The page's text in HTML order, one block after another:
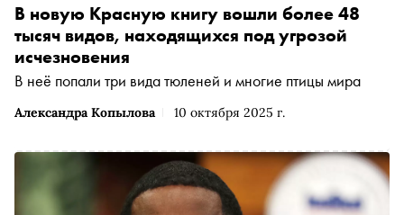
Александра Копылова 10 октября 2025 г.
В новую Красную книгу вошли более 48
тысяч видов, находящихся под угрозой
исчезновения
В неё попали три вида тюленей и многие птицы мира